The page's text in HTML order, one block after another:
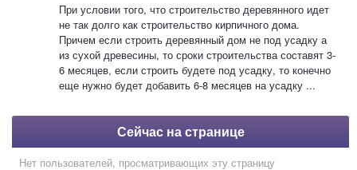
При условии того, что строительство деревянного идет
не так долго как строительство кирпичного дома.
Причем если строить деревянный дом не под усадку а
из сухой древесины, то сроки строительства составят 3-
6 месяцев, если строить будете под усадку, то конечно
еще нужно будет добавить 6-8 месяцев на усадку ...
Сейчас на странице
Нет пользователей, просматривающих эту страницу